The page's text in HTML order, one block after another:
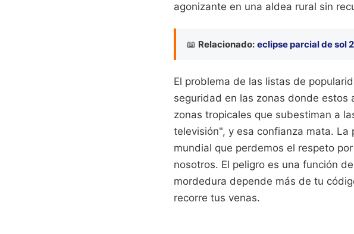
agonizante en una aldea rural sin
📖 Relacionado: eclipse parcial de sol
El problema de las listas de
seguridad en las zonas donde estos
zonas tropicales que subestiman a
televisión", y esa confianza mata.
mundial que perdemos el respeto
nosotros. El peligro es una función
mordedura depende más de tu
recorre tus venas.